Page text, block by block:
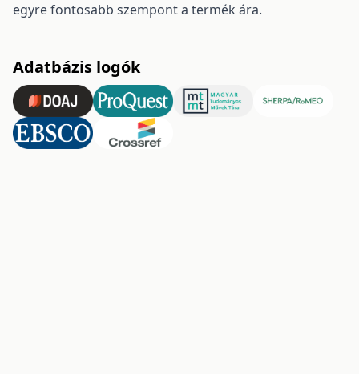
egyre fontosabb szempont a termék ára.
Adatbázis logók